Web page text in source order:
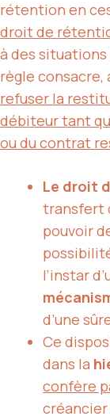
rétention en
droit de
à des
règle consacre,
refuser la
débiteur tant
ou du contrat
Le droit
transfert
pouvoir
l’instar
d’une
Ce
dans la
confère
créancier